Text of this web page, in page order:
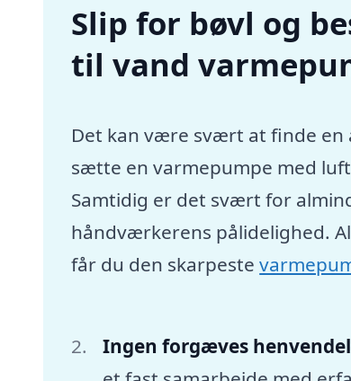
Slip for bøvl og
til vand
Det kan være svært at finde
sætte en varmepumpe med
Samtidig er det svært for
håndværkerens pålidelighed.
får du den skarpeste
Ingen forgæves